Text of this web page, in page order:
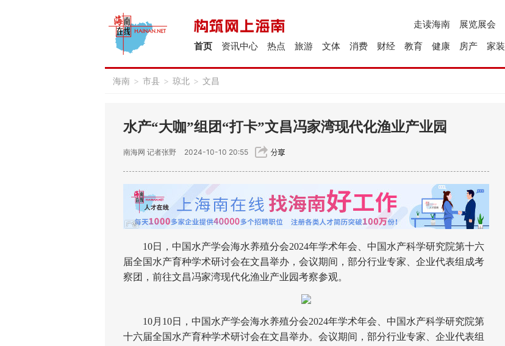
展览展会
走读海南
家装
房产
健康
教育
财经
消费
文体
旅游
热点
资讯中心
首页
海南 > 市县 > 琼北 > 文昌
水产“大咖”组团“打卡”文昌冯家湾现代化渔业产业园
南海网 记者张野 2024-10-10 20:55
10日，中国水产学会海水养殖分会2024年学术年会、中国水产科学研究院第十六
届全国水产育种学术研讨会在文昌举办，会议期间，部分行业专家、企业代表组成考
察团，前往文昌冯家湾现代化渔业产业园考察参观。
10月10日，中国水产学会海水养殖分会2024年学术年会、中国水产科学研究院第
十六届全国水产育种学术研讨会在文昌举办。会议期间，部分行业专家、企业代表组